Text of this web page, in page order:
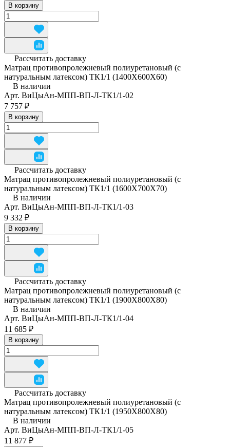
В корзину
Рассчитать доставку
Матрац противопролежневый полиуретановый (с
натуральным латексом) ТК1/1 (1400Х600Х60)
В наличии
Арт. ВиЦыАн-МПП-ВП-Л-ТК1/1-02
7 757 ₽
В корзину
Рассчитать доставку
Матрац противопролежневый полиуретановый (с
натуральным латексом) ТК1/1 (1600Х700Х70)
В наличии
Арт. ВиЦыАн-МПП-ВП-Л-ТК1/1-03
9 332 ₽
В корзину
Рассчитать доставку
Матрац противопролежневый полиуретановый (с
натуральным латексом) ТК1/1 (1900Х800Х80)
В наличии
Арт. ВиЦыАн-МПП-ВП-Л-ТК1/1-04
11 685 ₽
В корзину
Рассчитать доставку
Матрац противопролежневый полиуретановый (с
натуральным латексом) ТК1/1 (1950Х800Х80)
В наличии
Арт. ВиЦыАн-МПП-ВП-Л-ТК1/1-05
11 877 ₽